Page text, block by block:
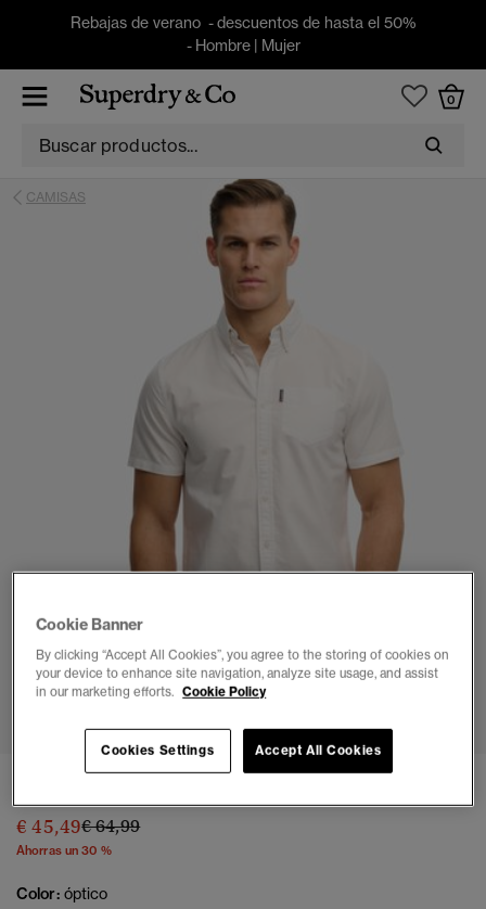
Rebajas de verano - descuentos de hasta el 50%
- Hombre| Mujer
0
CAMISAS
1 2 3
€ 45,49Precio rebajado de
€ 64,99a
Ahorras un 30 %
Color: óptico
Cookie Banner
By clicking “Accept All Cookies”, you agree to the storing of cookies on
your device to enhance site navigation, analyze site usage, and assist
in our marketing efforts. Cookie Policy
Accept All Cookies
Cookies Settings